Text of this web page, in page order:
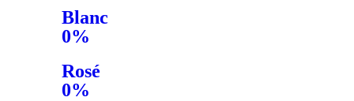
Blanc
0%
Rosé
0%